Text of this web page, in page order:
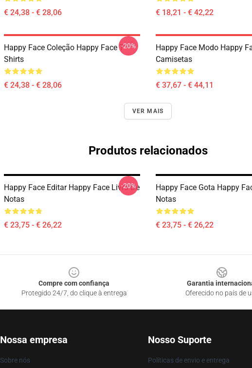
€ 24,38 - € 28,06 € 18,21 - € 42,22
Happy Face Coleção Happy Face T-
Shirts
€ 24,38 - € 28,06
-20%
Happy Face Modo Happy
Camisetas
€ 37,67 - € 44,11
VER MAIS
Produtos relacionados
Happy Face Editar Happy Face Livro De
Notas
€ 23,75 - € 26,22
-20%
Happy Face Gota Happy
Notas
€ 23,75 - € 26,22
Compre com confiança
Protegido 24/7, do clique à entrega
Garantia
Oferecido no país de
Nossa empresa
Sobre nós
Nosso Suporte
Políticas de envio e entrega